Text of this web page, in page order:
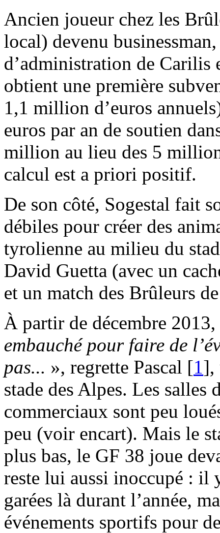
Ancien joueur chez les
local) devenu
d’administration de Carilis
obtient une première
1,1 million d’euros
euros par an de soutien
million au lieu des 5
calcul est a priori positif.
De son côté, Sogestal fait
débiles pour créer des
tyrolienne au milieu du
David Guetta (avec un
et un match des Brûleurs
À partir de décembre
embauché pour faire de
pas... », regrette Pascal [1],
stade des Alpes. Les salles
commerciaux sont peu
peu (voir encart). Mais le
plus bas, le GF 38 joue
reste lui aussi inoccupé : il
garées là durant l’année,
événements sportifs pour